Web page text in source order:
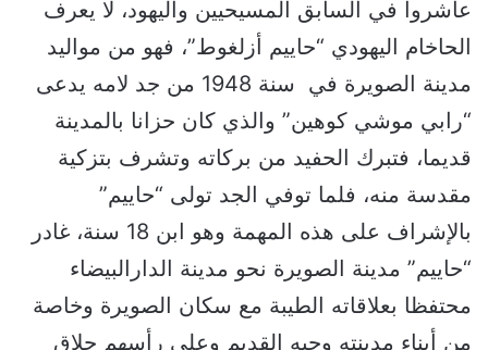
عاشروا في السابق المسيحيين واليهود، لا يعرف
الحاخام اليهودي “حاييم أزلغوط”، فهو من مواليد
مدينة الصويرة في سنة 1948 من جد لامه يدعى
“رابي موشي كوهين” والذي كان حزانا بالمدينة
قديما، فتبرك الحفيد من بركاته وتشرف بتزكية
مقدسة منه، فلما توفي الجد تولى “حاييم”
بالإشراف على هذه المهمة وهو ابن 18 سنة، غادر
“حاييم” مدينة الصويرة نحو مدينة الدارالبيضاء
محتفظا بعلاقاته الطيبة مع سكان الصويرة وخاصة
من أبناء مدينته وحيه القديم وعلى رأسهم حلاق